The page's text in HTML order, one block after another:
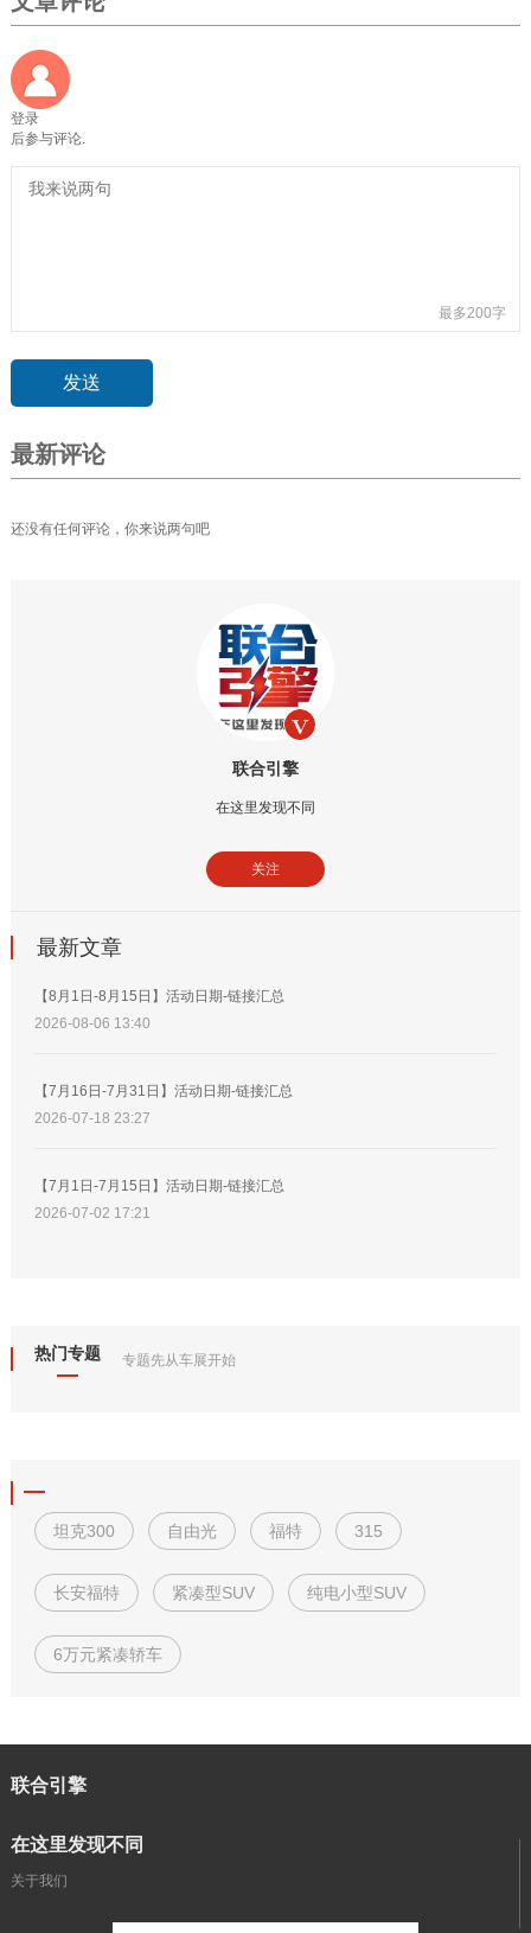
登录
后参与评论.
最多200字
最新评论
还没有任何评论，你来说两句吧
联合引擎
在这里发现不同
关注
最新文章
【8月1日-8月15日】活动日期-链接汇总
2026-08-06 13:40
【7月16日-7月31日】活动日期-链接汇总
2026-07-18 23:27
【7月1日-7月15日】活动日期-链接汇总
2026-07-02 17:21
热门专题 专题先从车展开始
坦克300 自由光 福特 315
长安福特 紧凑型SUV 纯电小型SUV
6万元紧凑轿车
联合引擎
在这里发现不同
关于我们